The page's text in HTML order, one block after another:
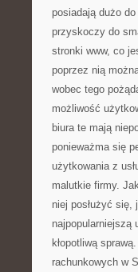
posiadają dużo
przyskoczy do
stronki www, co
poprzez nią
wobec tego
możliwość
biura te mają
ponieważma się
użytkowania z
malutkie firmy.
niej posłużyć
najpopularniejszą
kłopotliwą
rachunkowych w